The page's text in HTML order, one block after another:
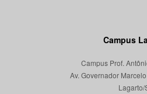
Campus
Campus Prof.
Av. Governador
Lagarto/